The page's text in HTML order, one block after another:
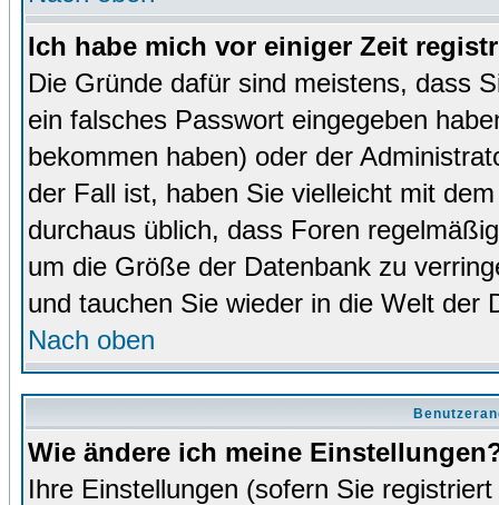
Ich habe mich vor einiger Zeit
Die Gründe dafür sind meistens, dass
ein falsches Passwort eingegeben
bekommen haben) oder der
der Fall ist, haben Sie vielleicht mit
durchaus üblich, dass Foren
um die Größe der Datenbank zu
und tauchen Sie wieder in die Welt der
Nach oben
Wie ändere ich meine
Ihre Einstellungen (sofern Sie